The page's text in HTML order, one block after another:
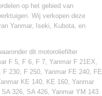
op het gebied van
Wij verkopen deze
Yanmar, Iseki, Kubota, en
dit motoroliefilter
F 5, F 6, F 7, Yanmar F 21EX,
230, F 250, Yanmar FE 240, FE
KE 140, KE 160, Yanmar
326, SA 426, Yanmar YM 143.